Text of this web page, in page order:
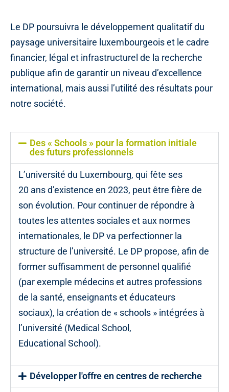
Le DP poursuivra le développement qualitatif du
paysage universitaire luxembourgeois et le cadre
financier, légal et infrastructurel de la recherche
publique afin de garantir un niveau d’excellence
international, mais aussi l’utilité des résultats pour
notre société.
Des « Schools » pour la formation initiale
des futurs professionnels
L’université du Luxembourg, qui fête ses
20 ans d’existence en 2023, peut être fière de
son évolution. Pour continuer de répondre à
toutes les attentes sociales et aux normes
internationales, le DP va perfectionner la
structure de l’université. Le DP propose, afin de
former suffisamment de personnel qualifié
(par exemple médecins et autres professions
de la santé, enseignants et éducateurs
sociaux), la création de « schools » intégrées à
l’université (Medical School,
Educational School).
Développer l'offre en centres de recherche